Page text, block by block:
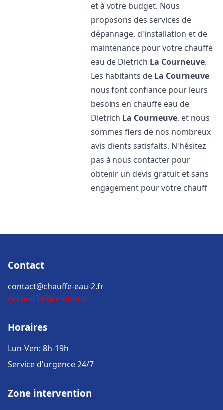
et à votre budget. Nous
proposons des services de
dépannage, d'installation et de
maintenance pour votre chauffe
eau de Dietrich La Courneuve.
Les habitants de La Courneuve
nous font confiance pour leurs
besoins en chauffe eau de
Dietrich La Courneuve, et nous
sommes fiers de nos nombreux
avis clients satisfaits. N'hésitez
pas à nous contacter pour
obtenir un devis gratuit et sans
engagement pour votre chauff
Contact
contact@chauffe-eau-2.fr
Accueil Informations
Horaires
Lun-Ven: 8h-19h
Service d'urgence 24/7
Zone intervention